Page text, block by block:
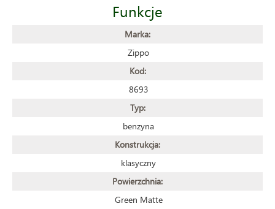
Funkcje
Marka:
Zippo
Kod:
8693
Typ:
benzyna
Konstrukcja:
klasyczny
Powierzchnia:
Green Matte